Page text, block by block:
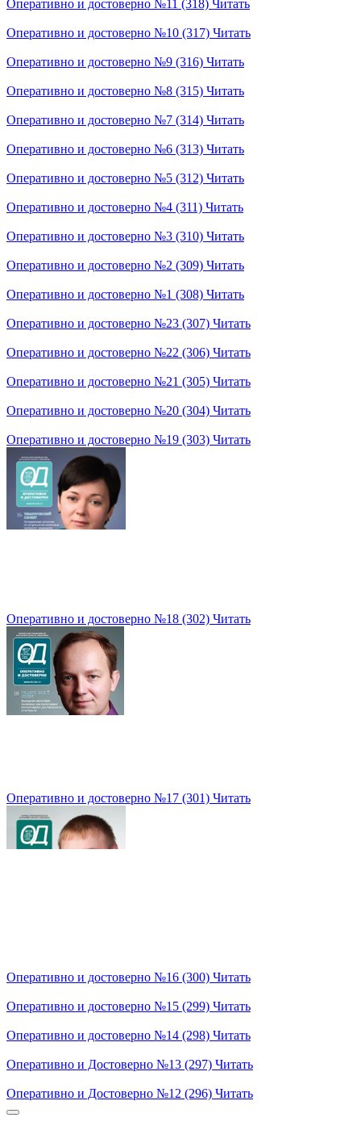
Оперативно и достоверно №11 (318) Читать
Оперативно и достоверно №10 (317) Читать
Оперативно и достоверно №9 (316) Читать
Оперативно и достоверно №8 (315) Читать
Оперативно и достоверно №7 (314) Читать
Оперативно и достоверно №6 (313) Читать
Оперативно и достоверно №5 (312) Читать
Оперативно и достоверно №4 (311) Читать
Оперативно и достоверно №3 (310) Читать
Оперативно и достоверно №2 (309) Читать
Оперативно и достоверно №1 (308) Читать
Оперативно и достоверно №23 (307) Читать
Оперативно и достоверно №22 (306) Читать
Оперативно и достоверно №21 (305) Читать
Оперативно и достоверно №20 (304) Читать
Оперативно и достоверно №19 (303) Читать
Оперативно и достоверно №18 (302) Читать
Оперативно и достоверно №17 (301) Читать
Оперативно и достоверно №16 (300) Читать
Оперативно и достоверно №15 (299) Читать
Оперативно и достоверно №14 (298) Читать
Оперативно и Достоверно №13 (297) Читать
Оперативно и Достоверно №12 (296) Читать